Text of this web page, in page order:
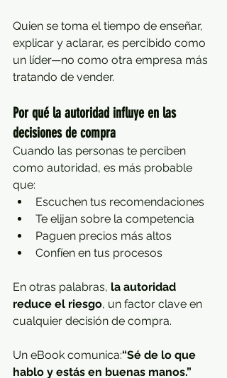
Quien se toma el tiempo de enseñar,
explicar y aclarar, es percibido como
un líder—no como otra empresa más
tratando de vender.
Por qué la autoridad influye en las
decisiones de compra
Cuando las personas te perciben
como autoridad, es más probable
que:
Escuchen tus recomendaciones
Te elijan sobre la competencia
Paguen precios más altos
Confíen en tus procesos
En otras palabras, la autoridad
reduce el riesgo, un factor clave en
cualquier decisión de compra.
Un eBook comunica:“Sé de lo que
hablo y estás en buenas manos.”